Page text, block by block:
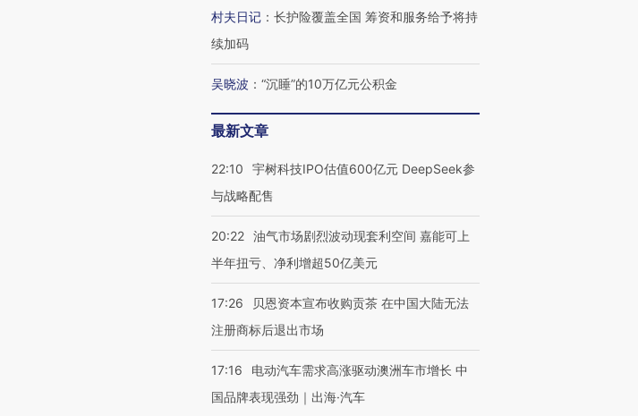
村夫日记 ： 长护险覆盖全国 筹资和服务给予将持
续加码
吴晓波 ： “沉睡”的10万亿元公积金
最新文章
22:10
宇树科技IPO估值600亿元 DeepSeek参
与战略配售
20:22 油气市场剧烈波动现套利空间 嘉能可上
半年扭亏、净利增超50亿美元
17:26
贝恩资本宣布收购贡茶 在中国大陆无法
注册商标后退出市场
17:16
电动汽车需求高涨驱动澳洲车市增长 中
国品牌表现强劲｜出海·汽车